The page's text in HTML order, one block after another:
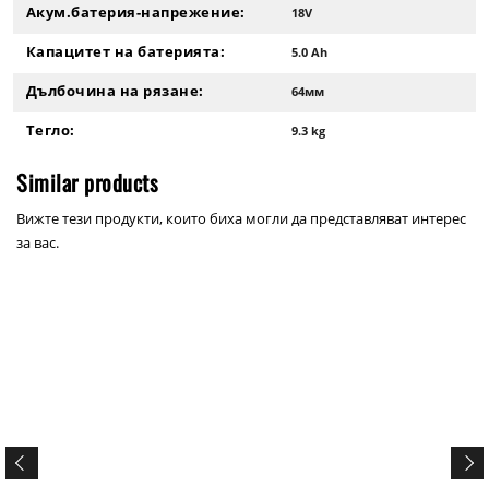
Акум.батерия-напрежение: 18V
Капацитет на батерията: 5.0 Ah
Дълбочина на рязане: 64мм
Тегло: 9.3 kg
Similar products
Вижте тези продукти, които биха могли да представляват интерес
за вас.